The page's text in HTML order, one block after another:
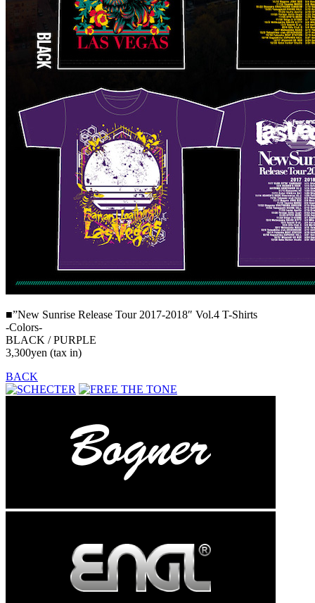
■”New Sunrise Release Tour 2017-2018″ Vol.4 T-Shirts
-Colors-
BLACK / PURPLE
3,300yen (tax in)
BACK